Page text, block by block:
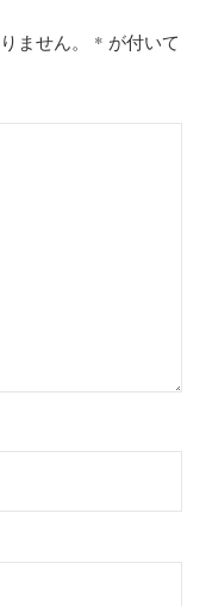
ません。 * が付いて